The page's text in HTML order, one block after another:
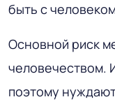
быть с
Основной риск
человечеством.
поэтому